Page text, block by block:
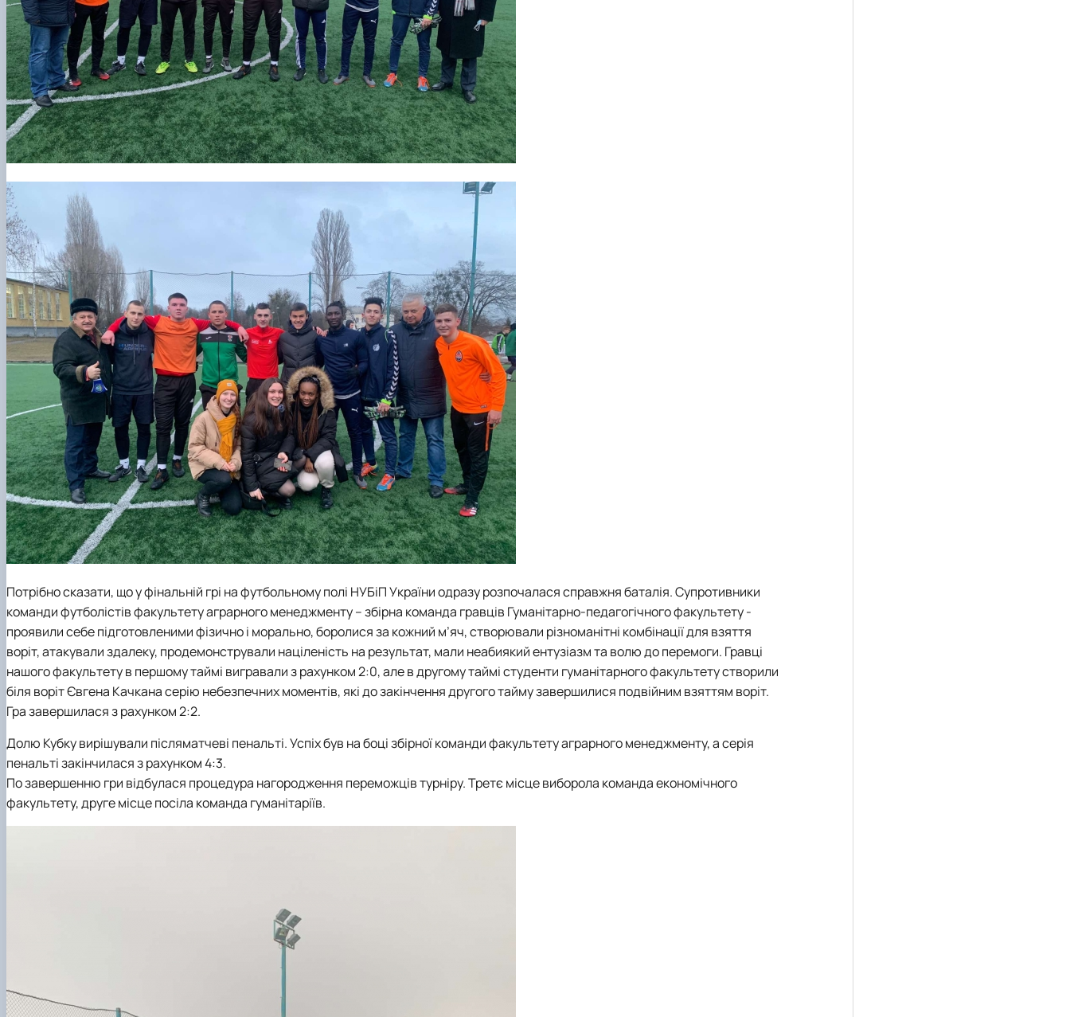
Потрібно сказати, що у фінальній грі на футбольному полі НУБіП України одразу розпочалася справжня баталія. Супротивники
команди футболістів факультету аграрного менеджменту – збірна команда гравців Гуманітарно-педагогічного факультету -
проявили себе підготовленими фізично і морально, боролися за кожний м’яч, створювали різноманітні комбінації для взяття
воріт, атакували здалеку, продемонстрували націленість на результат, мали неабиякий ентузіазм та волю до перемоги. Гравці
нашого факультету в першому таймі вигравали з рахунком 2:0, але в другому таймі студенти гуманітарного факультету створили
біля воріт Євгена Качкана серію небезпечних моментів, які до закінчення другого тайму завершилися подвійним взяттям воріт.
Гра завершилася з рахунком 2:2.
Долю Кубку вирішували післяматчеві пенальті. Успіх був на боці збірної команди факультету аграрного менеджменту, а серія
пенальті закінчилася з рахунком 4:3.
По завершенню гри відбулася процедура нагородження переможців турніру. Третє місце виборола команда економічного
факультету, друге місце посіла команда гуманітаріїв.